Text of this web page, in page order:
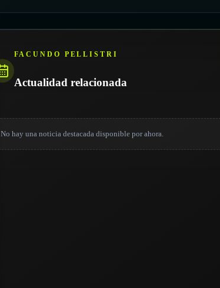
FACUNDO PELLISTRI
Actualidad relacionada
No hay una noticia destacada disponible por ahora.